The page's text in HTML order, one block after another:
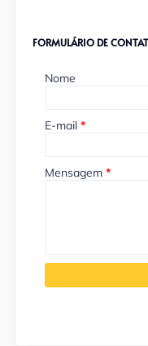
FORMULÁRIO DE
Nome
E-mail *
Mensagem *